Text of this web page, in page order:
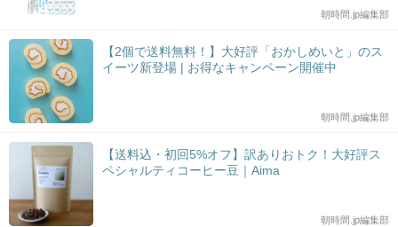
朝時間.jp編集部
【2個で送料無料！】大好評「おかしめいと」のス
イーツ新登場 | お得なキャンペーン開催中
朝時間.jp編集部
【送料込・初回5%オフ】訳ありおトク！大好評ス
ペシャルティコーヒー豆｜Aima
朝時間.jp編集部